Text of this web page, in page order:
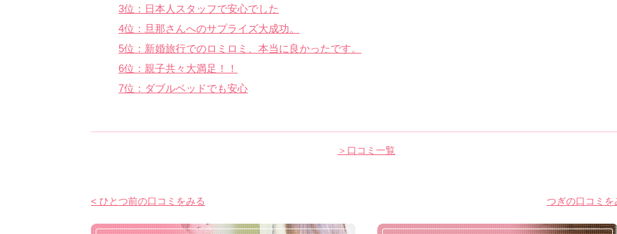
3位：日本人スタッフで安心でした
4位：旦那さんへのサプライズ大成功。
5位：新婚旅行でのロミロミ、本当に良かったです。
6位：親子共々大満足！！
7位：ダブルベッドでも安心
＞口コミ一覧
< ひとつ前の口コミをみる つぎの口コミを